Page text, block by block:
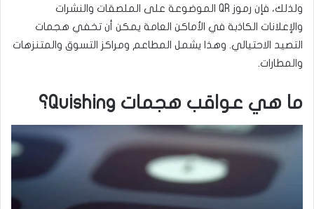
ولذلك، فإن رموز QR الموضوعة على الملصقات والنشرات
والإعلانات الكاذبة في الأماكن العامة يمكن أن تخفي هجمات
التصيد الاحتيالي. وهذا يشمل المطاعم ومراكز التسوق والمتنزهات
والمطارات.
ما هي عواقب هجمات Quishing؟